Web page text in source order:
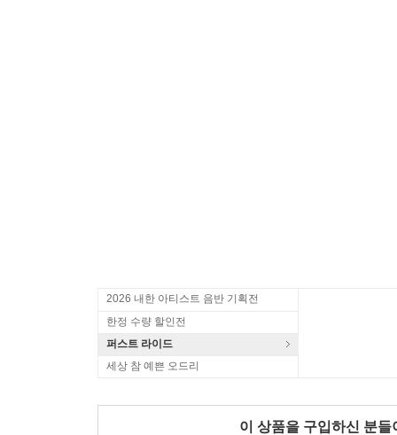
2026 내한 아티스트 음반 기획전
한정 수량 할인전
퍼스트 라이드
세상 참 예쁜 오드리
이 상품을 구입하신 분